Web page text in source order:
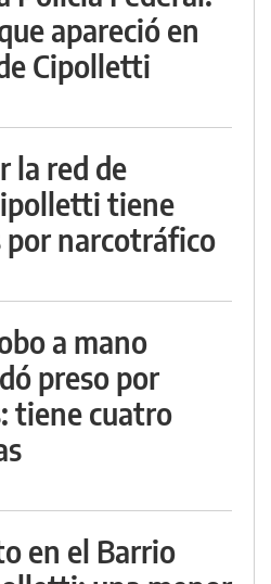
apareció en
Cipolletti
la red de
tiene
narcotráfico
a mano
preso por
tiene cuatro
en el Barrio